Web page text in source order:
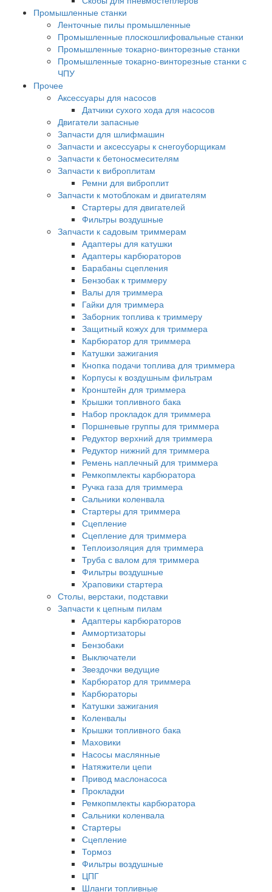
Промышленные станки
Ленточные пилы промышленные
Промышленные плоскошлифовальные станки
Промышленные токарно-винторезные станки
Промышленные токарно-винторезные станки с
ЧПУ
Прочее
Аксессуары для насосов
Датчики сухого хода для насосов
Двигатели запасные
Запчасти для шлифмашин
Запчасти и аксессуары к снегоуборщикам
Запчасти к бетоносмесителям
Запчасти к виброплитам
Ремни для виброплит
Запчасти к мотоблокам и двигателям
Стартеры для двигателей
Фильтры воздушные
Запчасти к садовым триммерам
Адаптеры для катушки
Адаптеры карбюраторов
Барабаны сцепления
Бензобак к триммеру
Валы для триммера
Гайки для триммера
Заборник топлива к триммеру
Защитный кожух для триммера
Карбюратор для триммера
Катушки зажигания
Кнопка подачи топлива для триммера
Корпусы к воздушным фильтрам
Кронштейн для триммера
Крышки топливного бака
Набор прокладок для триммера
Поршневые группы для триммера
Редуктор верхний для триммера
Редуктор нижний для триммера
Ремень наплечный для триммера
Ремкопмлекты карбюратора
Ручка газа для триммера
Сальники коленвала
Стартеры для триммера
Сцепление
Сцепление для триммера
Теплоизоляция для триммера
Труба с валом для триммера
Фильтры воздушные
Храповики стартера
Столы, верстаки, подставки
Запчасти к цепным пилам
Адаптеры карбюраторов
Аммортизаторы
Бензобаки
Выключатели
Звездочки ведущие
Карбюратор для триммера
Карбюраторы
Катушки зажигания
Коленвалы
Крышки топливного бака
Маховики
Насосы маслянные
Натяжители цепи
Привод маслонасоса
Прокладки
Ремкопмлекты карбюратора
Сальники коленвала
Стартеры
Сцепление
Тормоз
Фильтры воздушные
ЦПГ
Шланги топливные